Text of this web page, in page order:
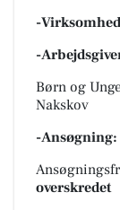
-
-
Børn og
Nakskov
-Ansøgning:
overskredet